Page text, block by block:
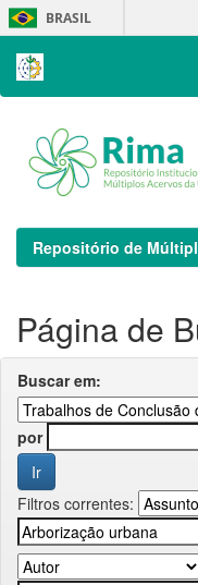
Skip
navigation
BRASIL
Repositório de
Página de
Buscar em:
por
Filtros correntes: